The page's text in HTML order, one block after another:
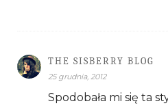
THE SISBERRY BLOG
25 grudnia, 2012
Spodobała mi się ta